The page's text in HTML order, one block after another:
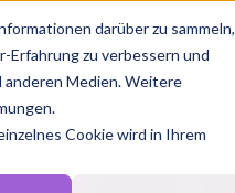
darüber zu sammeln,
zu verbessern und
anderen Medien. Weitere
Cookie wird in Ihrem